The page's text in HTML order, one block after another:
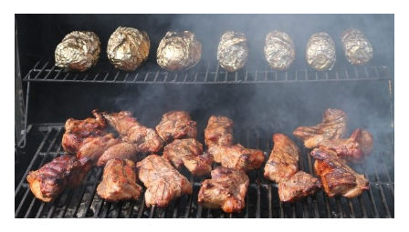
Ruční
nářadí
Rozmetadla
a posypové
vozíky
Zametací
stroje
Nabíječky
Příslušenství
Topidla
Navijáky
a kladky